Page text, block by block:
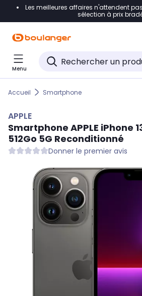
Accéder directement à la
Accéder directement au pied de
Accéder directement au chatbot
Les meilleures affaires n'attendent
sélection à prix
Menu
Accueil Smartphone
APPLE
Smartphone APPLE iPhone
512Go 5G Reconditionné
Donner le premier avis